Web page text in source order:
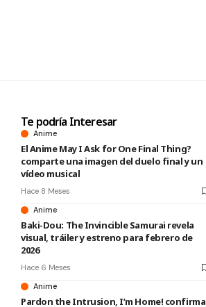
Te podría Interesar
Anime
El Anime May I Ask for One Final Thing?
comparte una imagen del duelo final y un
vídeo musical
Hace 8 Meses
Anime
Baki-Dou: The Invincible Samurai revela
visual, tráiler y estreno para febrero de
2026
Hace 6 Meses
Anime
Pardon the Intrusion, I’m Home! confirma